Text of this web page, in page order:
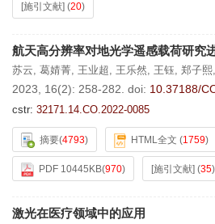
[施引文献] (20)
航天高分辨率对地光学遥感载荷研究
苏云, 葛婧菁, 王业超, 王乐然, 王钰, 郑子熙,
2023, 16(2): 258-282. doi: 10.37188/
cstr: 32171.14.CO.2022-0085
摘要(4793) HTML全文 (1759)
PDF 10445KB(970) [施引文献] (35)
激光在医疗领域中的应用